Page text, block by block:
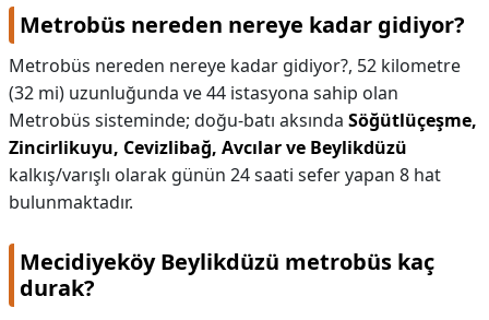
Metrobüs nereden nereye kadar gidiyor?
Metrobüs nereden nereye kadar gidiyor?, 52 kilometre
(32 mi) uzunluğunda ve 44 istasyona sahip olan
Metrobüs sisteminde; doğu-batı aksında Söğütlüçeşme,
Zincirlikuyu, Cevizlibağ, Avcılar ve Beylikdüzü
kalkış/varışlı olarak günün 24 saati sefer yapan 8 hat
bulunmaktadır.
Mecidiyeköy Beylikdüzü metrobüs kaç
durak?